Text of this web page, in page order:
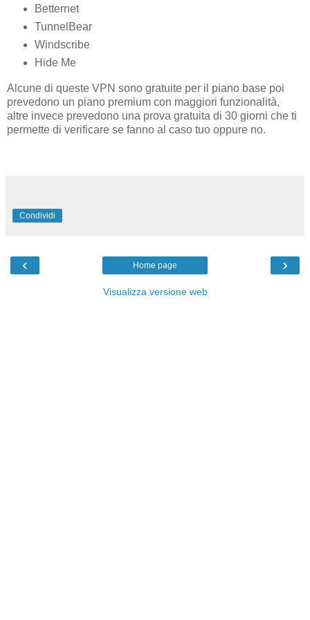
Betternet
TunnelBear
Windscribe
Hide Me
Alcune di queste VPN sono gratuite per il piano base poi
prevedono un piano premium con maggiori funzionalità,
altre invece prevedono una prova gratuita di 30 giorni che ti
permette di verificare se fanno al caso tuo oppure no.
Condividi
‹ ›
Home page
Visualizza versione web